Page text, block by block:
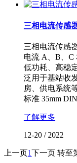
三相电流传感
三相电流传感
电流 A、B、C
低功耗、高稳
泛用于基站收
房、供电系统
标准 35mm
了解更多
12-20 / 2022
上一页1下一页 转至